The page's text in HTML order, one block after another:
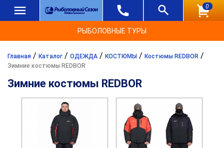
0
РЫБОЛОВНЫЕ ТУРЫ
Главная / Каталог / ОДЕЖДА / КОСТЮМЫ / Костюмы REDBOR /
Зимние костюмы REDBOR
Зимние костюмы REDBOR